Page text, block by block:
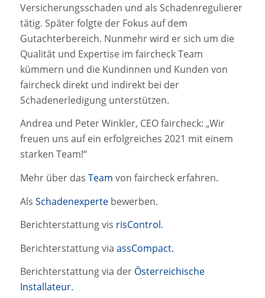
Versicherungsschaden und als Schadenregulierer
tätig. Später folgte der Fokus auf dem
Gutachterbereich. Nunmehr wird er sich um die
Qualität und Expertise im faircheck Team
kümmern und die Kundinnen und Kunden von
faircheck direkt und indirekt bei der
Schadenerledigung unterstützen.
Andrea und Peter Winkler, CEO faircheck: „Wir
freuen uns auf ein erfolgreiches 2021 mit einem
starken Team!“
Mehr über das Team von faircheck erfahren.
Als Schadenexpertebewerben.
Berichterstattung vis risControl.
Berichterstattung via assCompact.
Berichterstattung via der Österreichische
Installateur.